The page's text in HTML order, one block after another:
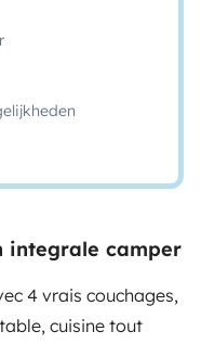
integrale camper
4 vrais couchages,
cuisine tout